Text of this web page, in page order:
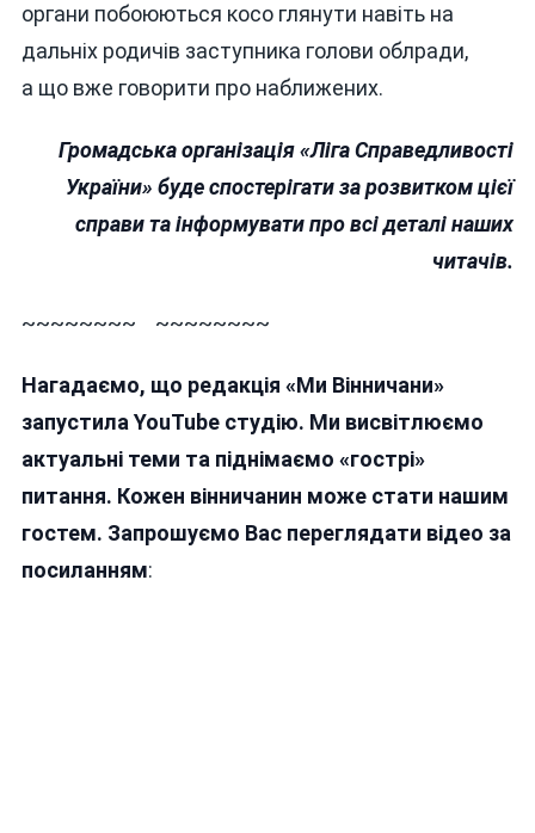
органи побоюються косо глянути навіть на
дальніх родичів заступника голови облради,
а що вже говорити про наближених.
Громадська організація «Ліга Справедливості
України» буде спостерігати за розвитком цієї
справи та інформувати про всі деталі наших
читачів.
~~~~~~~~ ~~~~~~~~
Нагадаємо, що редакція «Ми Вінничани»
запустила YouTube студію. Ми висвітлюємо
актуальні теми та піднімаємо «гострі»
питання. Кожен вінничанин може стати нашим
гостем. Запрошуємо Вас переглядати відео за
посиланням: